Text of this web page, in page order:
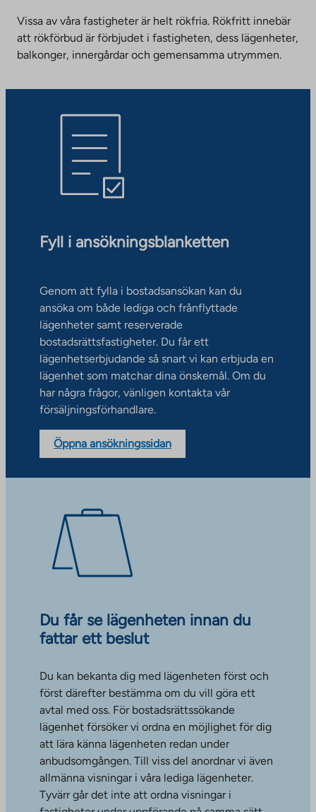
Vissa av våra fastigheter är helt rökfria. Rökfritt innebär
att rökförbud är förbjudet i fastigheten, dess lägenheter,
balkonger, innergårdar och gemensamma utrymmen.
Fyll i ansökningsblanketten
Genom att fylla i bostadsansökan kan du
ansöka om både lediga och frånflyttade
lägenheter samt reserverade
bostadsrättsfastigheter. Du får ett
lägenhetserbjudande så snart vi kan erbjuda en
lägenhet som matchar dina önskemål. Om du
har några frågor, vänligen kontakta vår
försäljningsförhandlare.
Öppna ansökningssidan
Du får se lägenheten innan du
fattar ett beslut
Du kan bekanta dig med lägenheten först och
först därefter bestämma om du vill göra ett
avtal med oss. För bostadsrättssökande
lägenhet försöker vi ordna en möjlighet för dig
att lära känna lägenheten redan under
anbudsomgången. Till viss del anordnar vi även
allmänna visningar i våra lediga lägenheter.
Tyvärr går det inte att ordna visningar i